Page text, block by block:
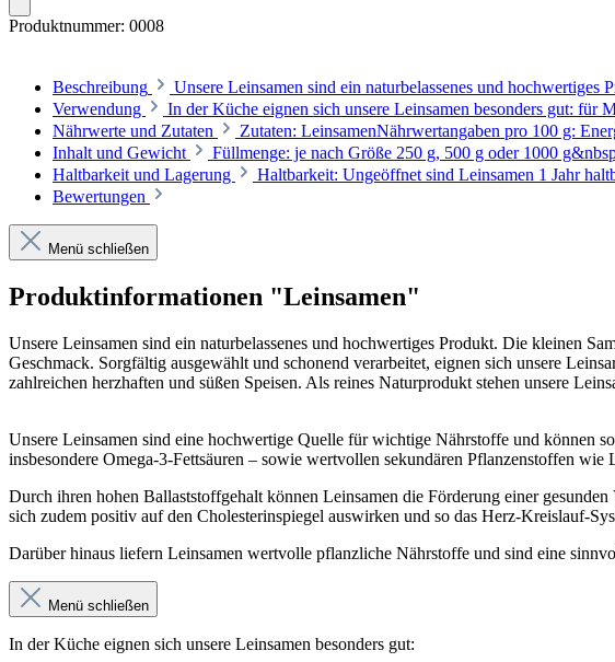
Produktnummer: 0008
Beschreibung Unsere Leinsamen sind ein naturbelassenes und
Verwendung
In der Küche eignen sich unsere Leinsamen besonders gut: für
Nährwerte und Zutaten
Zutaten: LeinsamenNährwertangaben pro 100 g:
Inhalt und Gewicht
Füllmenge: je nach Größe 250 g, 500 g oder 1000
Haltbarkeit und Lagerung
Haltbarkeit: Ungeöffnet sind Leinsamen 1 Jahr
Bewertungen
Menü schließen
Produktinformationen "Leinsamen"
Unsere Leinsamen sind ein naturbelassenes und hochwertiges Produkt. Die kleinen
Geschmack. Sorgfältig ausgewählt und schonend verarbeitet, eignen sich unsere
zahlreichen herzhaften und süßen Speisen. Als reines Naturprodukt stehen unsere
Unsere Leinsamen sind eine hochwertige Quelle für wichtige Nährstoffe und können
insbesondere Omega-3-Fettsäuren – sowie wertvollen sekundären Pflanzenstoffen wie
Durch ihren hohen Ballaststoffgehalt können Leinsamen die Förderung einer
sich zudem positiv auf den Cholesterinspiegel auswirken und so das Herz-Kreislauf-
Darüber hinaus liefern Leinsamen wertvolle pflanzliche Nährstoffe und sind eine
Menü schließen
In der Küche eignen sich unsere Leinsamen besonders gut: